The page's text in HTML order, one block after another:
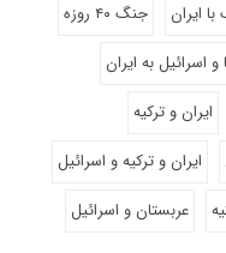
ایران
جنگ ۴۰ روزه
اسرائیل به ایران
ایران و ترکیه
ایران و ترکیه و اسرائیل
عربستان و اسرائیل